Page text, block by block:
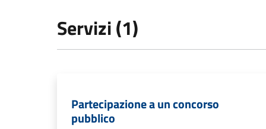
Servizi (1)
Partecipazione a un concorso
pubblico